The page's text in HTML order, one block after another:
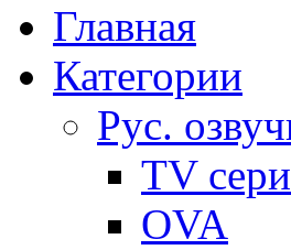
Главная
Категории
Рус.
TV
OVA